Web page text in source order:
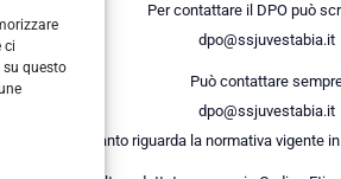
ci
questo
Per contattare il DPO può
dpo@ssjuvestabia.it
Può contattare
dpo@ssjuvestabia.it
anche per quanto riguarda la normativa vigente